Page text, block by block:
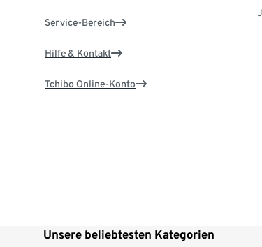
Service-Bereich
Hilfe & Kontakt
Tchibo Online-Konto
Unsere beliebtesten Kategorien